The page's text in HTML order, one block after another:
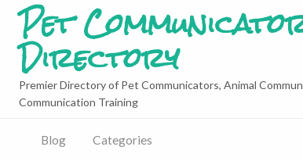
Pet
Directory
Premier Directory of Pet Communicators, Animal
Communication Training
Blog Categories